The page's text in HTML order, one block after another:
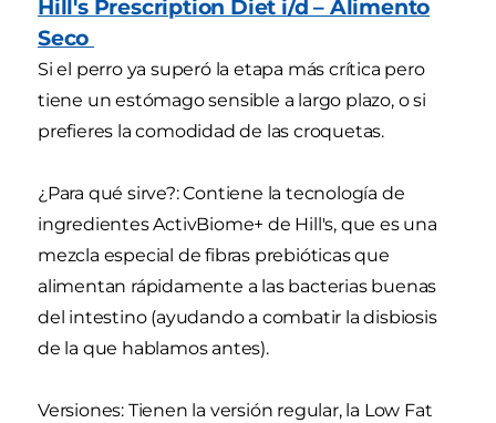
Hill's Prescription Diet i/d – Alimento
Seco
Si el perro ya superó la etapa más crítica pero
tiene un estómago sensible a largo plazo, o si
prefieres la comodidad de las croquetas.
¿Para qué sirve?: Contiene la tecnología de
ingredientes ActivBiome+ de Hill's, que es una
mezcla especial de fibras prebióticas que
alimentan rápidamente a las bacterias buenas
del intestino (ayudando a combatir la disbiosis
de la que hablamos antes).
Versiones: Tienen la versión regular, la Low Fat